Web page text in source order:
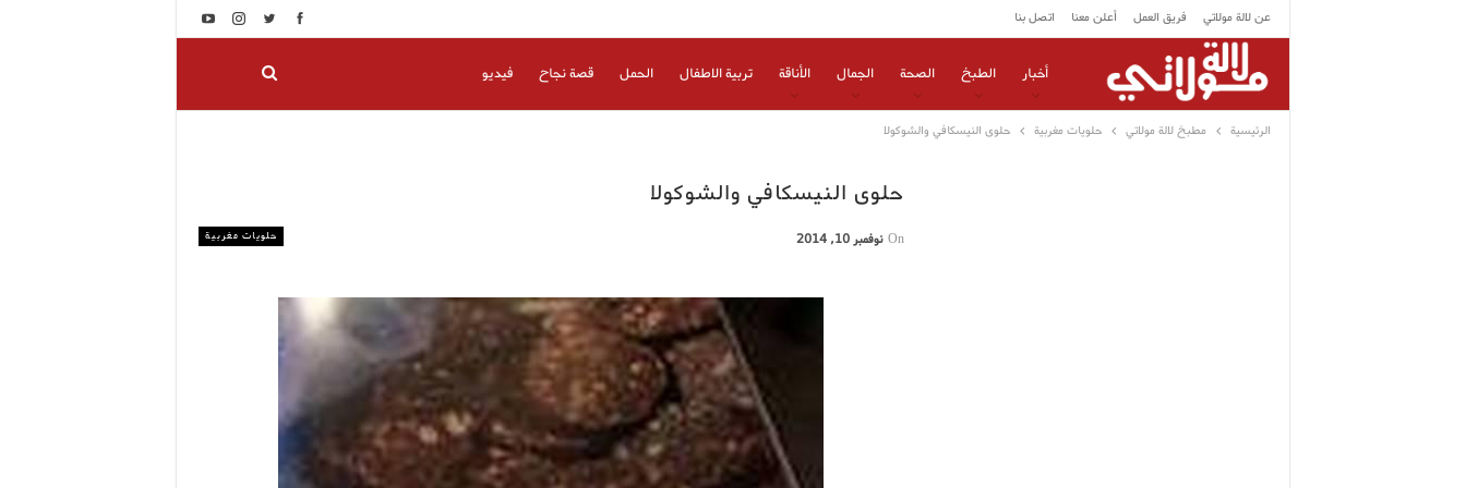
عن لالة مولاتي فريق العمل أعلن معنا اتصل بنا
أخبار الطبخ الصحة الجمال الأناقة تربية الاطفال الحمل قصة نجاح فيديو
الرئيسية مطبخ لالة مولاتي حلويات مغربية حلوى النيسكافي والشوكولا
حلوى النيسكافي والشوكولا
حلويات مغربية On نوفمبر 10, 2014